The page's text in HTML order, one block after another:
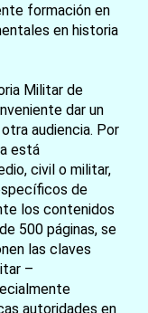
formación en
en historia
Militar de
dar un
audiencia. Por
está
civil o militar,
de
los contenidos
500 páginas, se
las claves
–
autoridades en